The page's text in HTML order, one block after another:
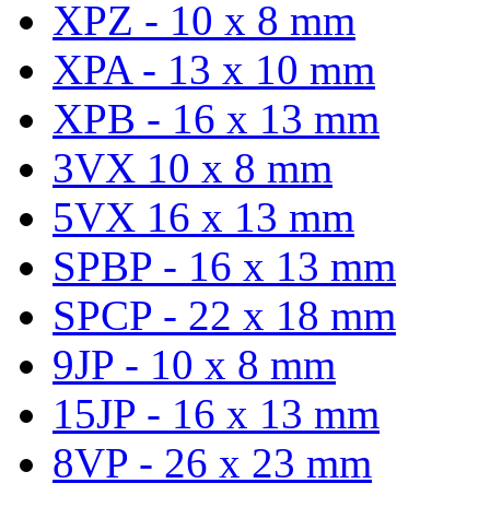
XPZ - 10 x 8 mm
XPA - 13 x 10 mm
XPB - 16 x 13 mm
3VX 10 x 8 mm
5VX 16 x 13 mm
SPBP - 16 x 13 mm
SPCP - 22 x 18 mm
9JP - 10 x 8 mm
15JP - 16 x 13 mm
8VP - 26 x 23 mm